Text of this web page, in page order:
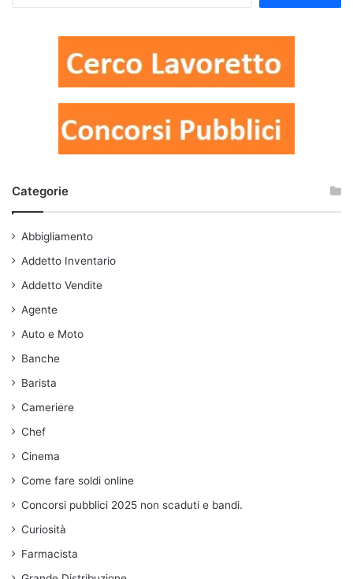
Categorie
Abbigliamento
Addetto Inventario
Addetto Vendite
Agente
Auto e Moto
Banche
Barista
Cameriere
Chef
Cinema
Come fare soldi online
Concorsi pubblici 2025 non scaduti e bandi.
Curiosità
Farmacista